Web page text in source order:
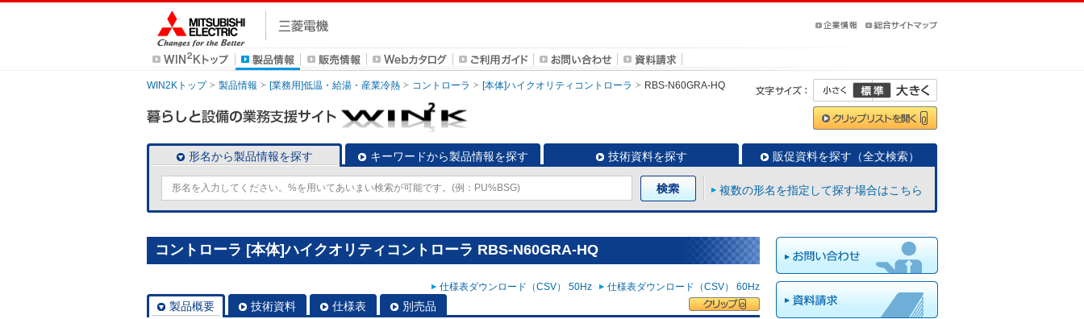
WIN2Kトップ 製品情報 [業務用]低温・給湯・産業冷熱 コントローラ [本体]ハイクオリティコントローラ RBS-N60GRA-HQ
形名から製品情報を探す キーワードから製品情報を探す 技術資料を探す 販促資料を探す（全文検索）
複数の形名を指定して探す場合はこちら
コントローラ [本体]ハイクオリティコントローラ RBS-N60GRA-HQ
仕様表ダウンロード（CSV） 50Hz 仕様表ダウンロード（CSV） 60Hz
製品概要 技術資料 仕様表 別売品